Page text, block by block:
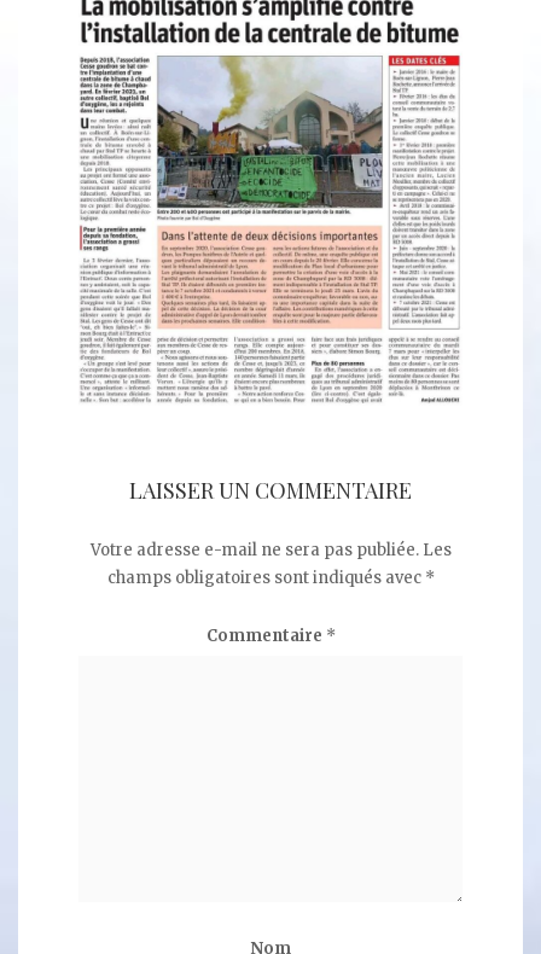
LAISSER UN COMMENTAIRE
Votre adresse e-mail ne sera pas publiée. Les
champs obligatoires sont indiqués avec *
Commentaire *
Nom